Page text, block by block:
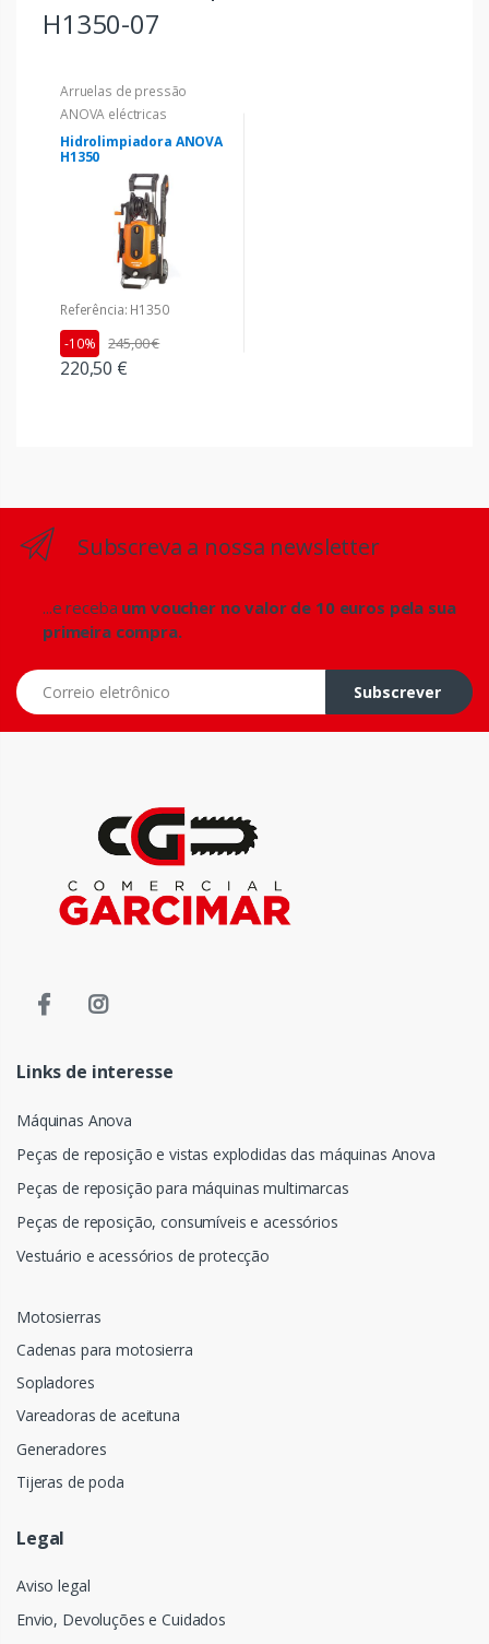
H1350-07
Arruelas de pressão
ANOVA eléctricas
Hidrolimpiadora ANOVA
H1350
Referência: H1350
220,50 €
-10% 245,00 €
Subscreva a nossa newsletter
...e receba um voucher no valor de 10 euros pela sua
primeira compra.
Correio eletrônico
Subscrever
Links de interesse
Máquinas Anova
Peças de reposição e vistas explodidas das máquinas Anova
Peças de reposição para máquinas multimarcas
Peças de reposição, consumíveis e acessórios
Vestuário e acessórios de protecção
Motosierras
Cadenas para motosierra
Sopladores
Vareadoras de aceituna
Generadores
Tijeras de poda
Legal
Aviso legal
Envio, Devoluções e Cuidados